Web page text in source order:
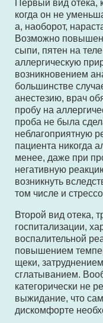
Первый вид отека,
когда он не
а, наоборот,
Возможно
сыпи, пятен на
аллергическую
возникновением
большинстве
анестезию, врач
пробу на
проба не была
неблагоприятную
пациента никогда
менее, даже при
негативную
возникнуть
том числе и
Второй вид отека,
госпитализации,
воспалительной
повышением
щеки,
сглатыванием.
категорически не
выжидание, что
дискомфорте